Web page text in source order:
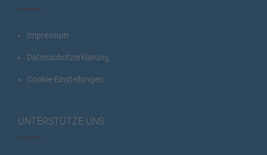
Impressum
Datenschutzerklärung
Cookie-Einstellungen
UNTERSTÜTZE UNS